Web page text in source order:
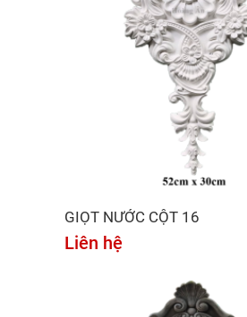
GIỌT NƯỚC CỘT 16
Liên hệ